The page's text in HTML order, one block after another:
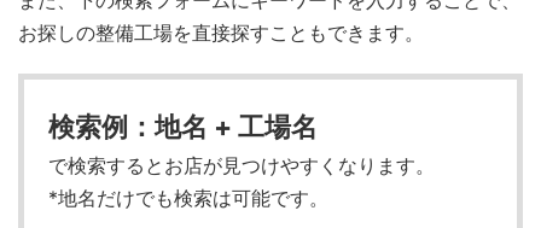
お探しの整備工場を直接探すこともできます。
検索例：地名 + 工場名
で検索するとお店が見つけやすくなります。
*地名だけでも検索は可能です。